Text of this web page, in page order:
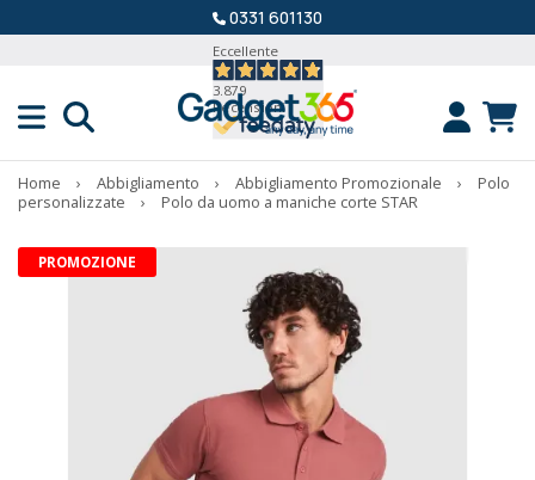
0331 601130
Eccellente
3.879
Recensioni
Home › Abbigliamento › Abbigliamento Promozionale ›
Polo
personalizzate
› Polo da uomo a maniche corte STAR
PROMOZIONE